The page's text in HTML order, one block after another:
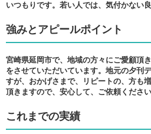
いつもりです。若い人では、気付かない
強みとアピールポイント
宮崎県延岡市で、地域の方々にご愛顧頂
をさせていただいています。地元の夕刊
すが、おかげさまで、リピートの、方も
頂きますので、安心して、ご依頼ください
これまでの実績